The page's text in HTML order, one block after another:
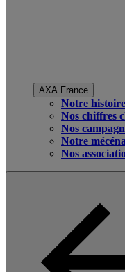
AXA France
Notre histoire
Nos chiffres
Nos
Notre
Nos